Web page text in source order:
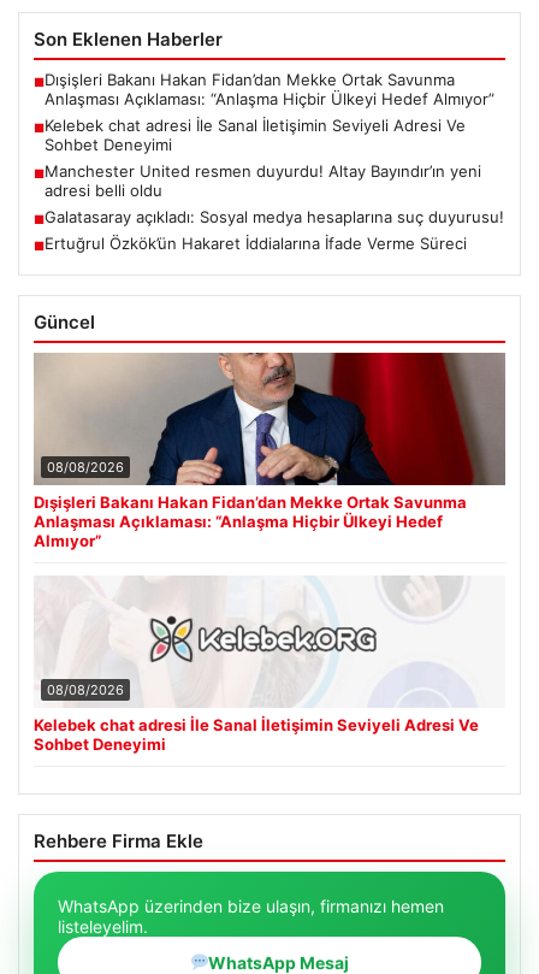
Son Eklenen Haberler
■Dışişleri Bakanı Hakan Fidan’dan Mekke Ortak Savunma
Anlaşması Açıklaması: “Anlaşma Hiçbir Ülkeyi Hedef Almıyor”
■Kelebek chat adresi İle Sanal İletişimin Seviyeli Adresi Ve
Sohbet Deneyimi
■Manchester United resmen duyurdu! Altay Bayındır’ın yeni
adresi belli oldu
■Galatasaray açıkladı: Sosyal medya hesaplarına suç duyurusu!
■Ertuğrul Özkök’ün Hakaret İddialarına İfade Verme Süreci
Güncel
08/08/2026
Dışişleri Bakanı Hakan Fidan’dan Mekke Ortak Savunma
Anlaşması Açıklaması: “Anlaşma Hiçbir Ülkeyi Hedef
Almıyor”
08/08/2026
Kelebek chat adresi İle Sanal İletişimin Seviyeli Adresi Ve
Sohbet Deneyimi
Rehbere Firma Ekle
WhatsApp üzerinden bize ulaşın, firmanızı hemen
listeleyelim.
WhatsApp Mesaj